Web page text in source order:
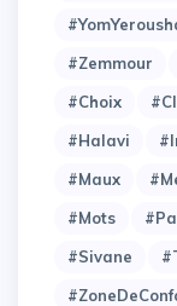
#Zemmour
#choix
#halavi
#maux
#mots
#sivane